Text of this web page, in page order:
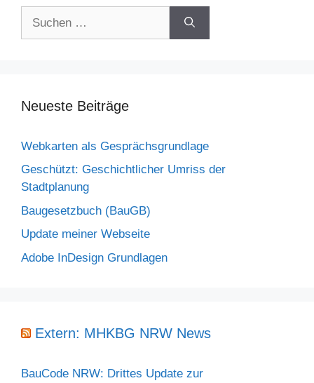
Neueste Beiträge
Webkarten als Gesprächsgrundlage
Geschützt: Geschichtlicher Umriss der
Stadtplanung
Baugesetzbuch (BauGB)
Update meiner Webseite
Adobe InDesign Grundlagen
Extern: MHKBG NRW News
BauCode NRW: Drittes Update zur